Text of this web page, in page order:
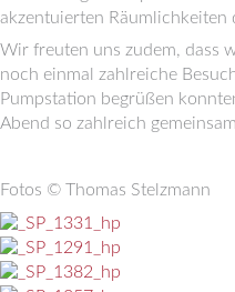
akzentuierten Räumlichkeiten
Wir freuten uns zudem, dass
noch einmal zahlreiche
Pumpstation begrüßen
Abend so zahlreich
Fotos © Thomas Stelzmann